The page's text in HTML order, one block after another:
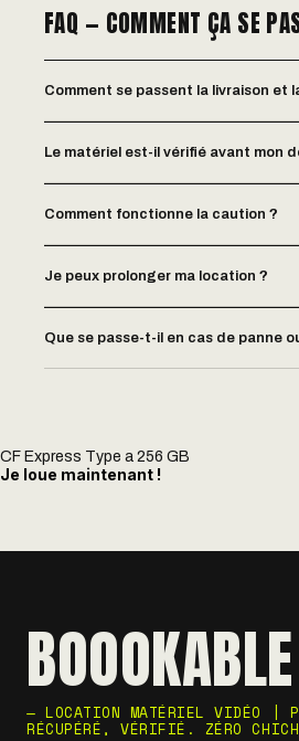
FAQ — COMMENT ÇA SE
Comment se passent la livraison et
Le matériel est-il vérifié avant mon
Comment fonctionne la caution ?
Je peux prolonger ma location ?
Que se passe-t-il en cas de panne
CF Express Type a 256 GB
Je loue maintenant !
BOOOKABLE
— LOCATION MATÉRIEL VIDÉO |
RÉCUPÉRÉ, VÉRIFIÉ. ZÉRO